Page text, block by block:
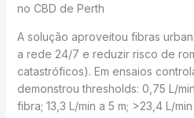
no CBD de Perth
A solução aproveitou fibras
a rede 24/7 e reduzir risco de
catastróficos). Em ensaios
demonstrou thresholds: 0,75 L/
fibra; 13,3 L/min a 5 m; >23,4 L/